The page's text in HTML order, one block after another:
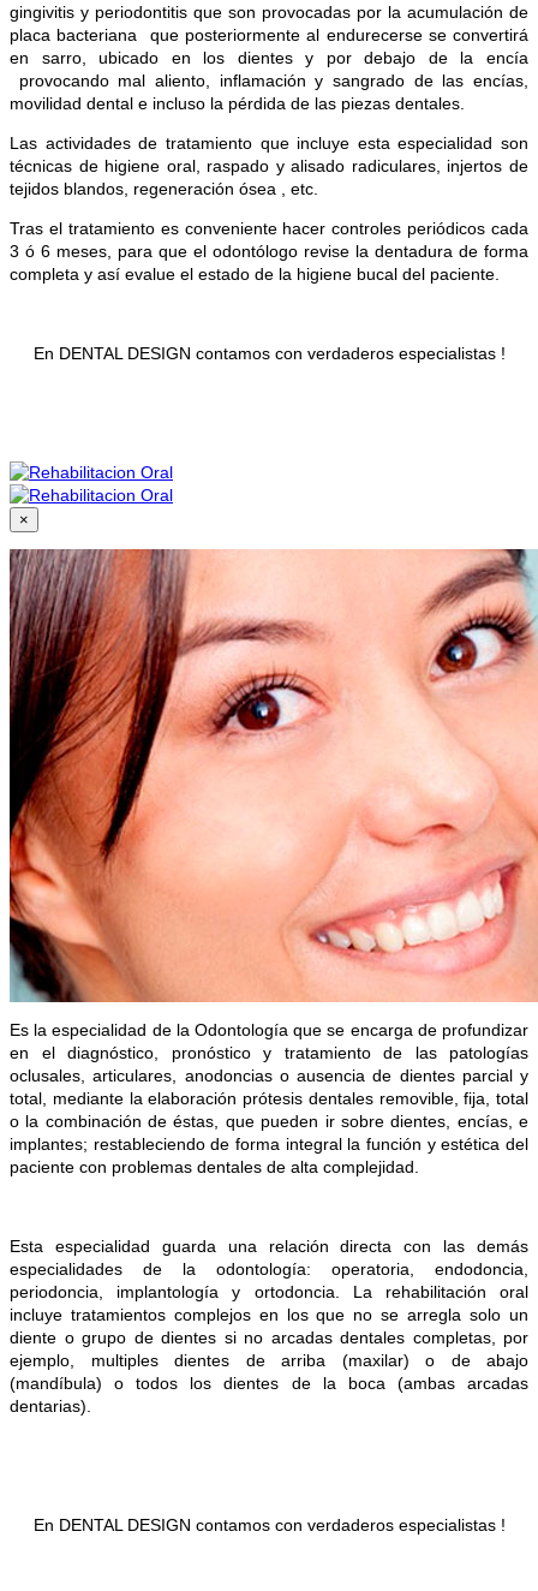
gingivitis y periodontitis que son provocadas por la acumulación de
placa bacteriana que posteriormente al endurecerse se convertirá
en sarro, ubicado en los dientes y por debajo de la encía
provocando mal aliento, inflamación y sangrado de las encías,
movilidad dental e incluso la pérdida de las piezas dentales.
Las actividades de tratamiento que incluye esta especialidad son
técnicas de higiene oral, raspado y alisado radiculares, injertos de
tejidos blandos, regeneración ósea , etc.
Tras el tratamiento es conveniente hacer controles periódicos cada
3 ó 6 meses, para que el odontólogo revise la dentadura de forma
completa y así evalue el estado de la higiene bucal del paciente.
En DENTAL DESIGN contamos con verdaderos especialistas !
×
Es la especialidad de la Odontología que se encarga de profundizar
en el diagnóstico, pronóstico y tratamiento de las patologías
oclusales, articulares, anodoncias o ausencia de dientes parcial y
total, mediante la elaboración prótesis dentales removible, fija, total
o la combinación de éstas, que pueden ir sobre dientes, encías, e
implantes; restableciendo de forma integral la función y estética del
paciente con problemas dentales de alta complejidad.
Esta especialidad guarda una relación directa con las demás
especialidades de la odontología: operatoria, endodoncia,
periodoncia, implantología y ortodoncia. La rehabilitación oral
incluye tratamientos complejos en los que no se arregla solo un
diente o grupo de dientes si no arcadas dentales completas, por
ejemplo, multiples dientes de arriba (maxilar) o de abajo
(mandíbula) o todos los dientes de la boca (ambas arcadas
dentarias).
En DENTAL DESIGN contamos con verdaderos especialistas !